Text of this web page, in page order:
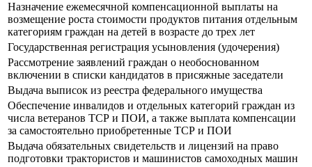
Назначение ежемесячной компенсационной выплаты на
возмещение роста стоимости продуктов питания отдельным
категориям граждан на детей в возрасте до трех лет
Государственная регистрация усыновления (удочерения)
Рассмотрение заявлений граждан о необоснованном
включении в списки кандидатов в присяжные заседатели
Выдача выписок из реестра федерального имущества
Обеспечение инвалидов и отдельных категорий граждан из
числа ветеранов ТСР и ПОИ, а также выплата компенсации
за самостоятельно приобретенные ТСР и ПОИ
Выдача обязательных свидетельств и лицензий на право
подготовки трактористов и машинистов самоходных машин